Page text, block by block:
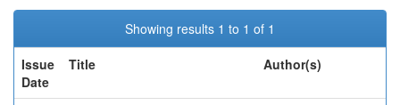
Showing results 1 to 1 of 1
Issue
Date
Title Author(s)